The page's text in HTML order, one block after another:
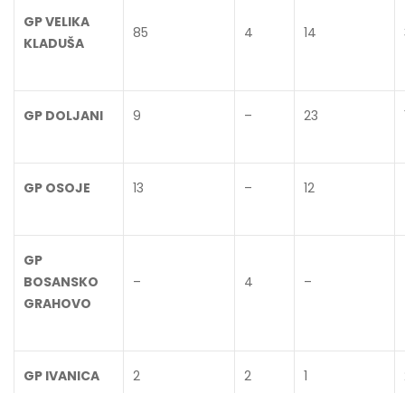
GP VELIKA
KLADUŠA
85 4 14
GP DOLJANI 9 – 23
GP OSOJE 13 – 12
GP
BOSANSKO
GRAHOVO
– 4 –
GP IVANICA 2 2 1